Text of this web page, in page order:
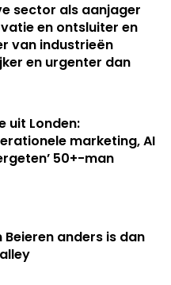
sector als aanjager
en ontsluiter en
van industrieën
en urgenter dan
uit Londen:
marketing, AI
50+-man
anders is dan